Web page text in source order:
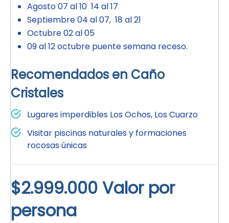
Agosto 07 al 10 14 al 17
Septiembre 04 al 07, 18 al 21
Octubre 02 al 05
09 al 12 octubre puente semana receso.
Recomendados en Caño
Cristales
Lugares imperdibles Los Ochos, Los Cuarzo
Visitar piscinas naturales y formaciones
rocosas únicas
$2.999.000 Valor por
persona